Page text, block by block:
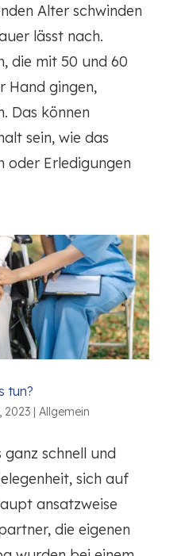
Alter schwinden
lässt nach.
die mit 50 und 60
Hand gingen,
Das können
sein, wie das
oder Erledigungen
tun?
2023| Allgemein
schnell und
sich auf
ansatzweise
die eigenen